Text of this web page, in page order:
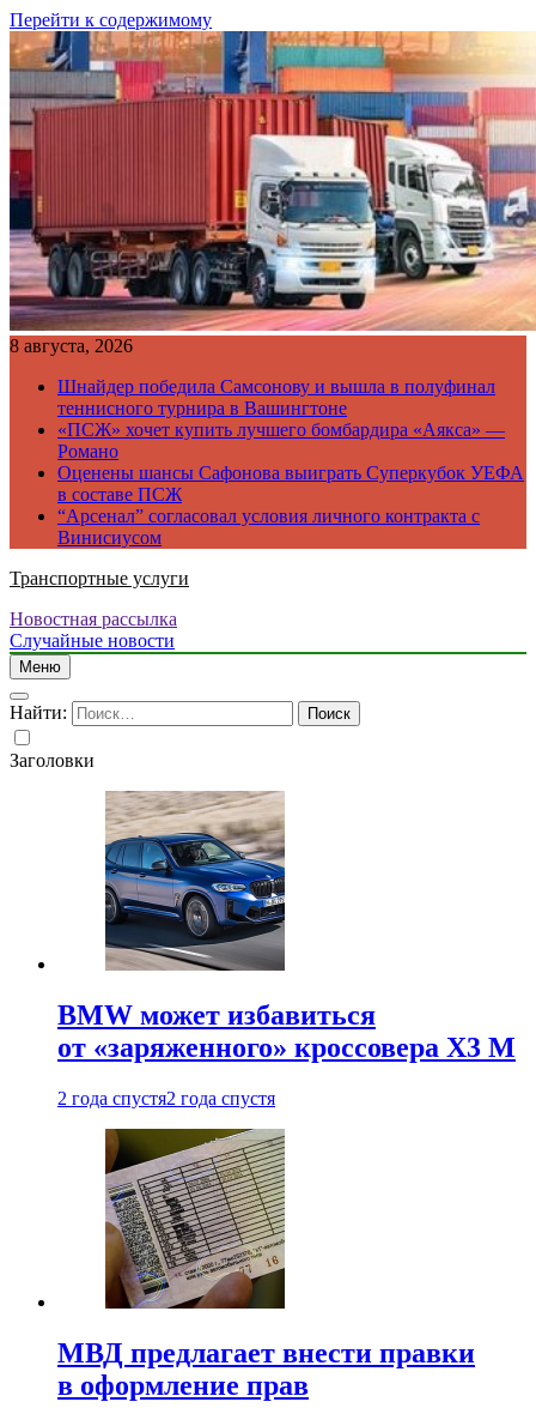
Перейти к содержимому
8 августа, 2026
Шнайдер победила Самсонову и вышла в полуфинал
теннисного турнира в Вашингтоне
«ПСЖ» хочет купить лучшего бомбардира «Аякса» —
Романо
Оценены шансы Сафонова выиграть Суперкубок УЕФА
в составе ПСЖ
“Арсенал” согласовал условия личного контракта с
Винисиусом
Транспортные услуги
Новостная рассылка
Случайные новости
Меню
Найти:
Заголовки
BMW может избавиться
от «заряженного» кроссовера X3 M
2 года спустя2 года спустя
МВД предлагает внести правки
в оформление прав